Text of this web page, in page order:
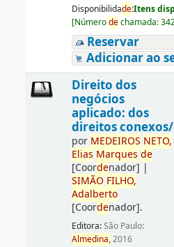
Disponibilidade:Itens
[Númerodechamada:
Reservar
Adicionar ao
Direito dos
negócios
aplicado: dos
direitos conexos/
por MEDEIROS NETO,
Elias Marques de
[Coordenador] |
SIMÃO FILHO,
Adalberto
[Coordenador].
Editora:São Paulo:
Almedina,2016